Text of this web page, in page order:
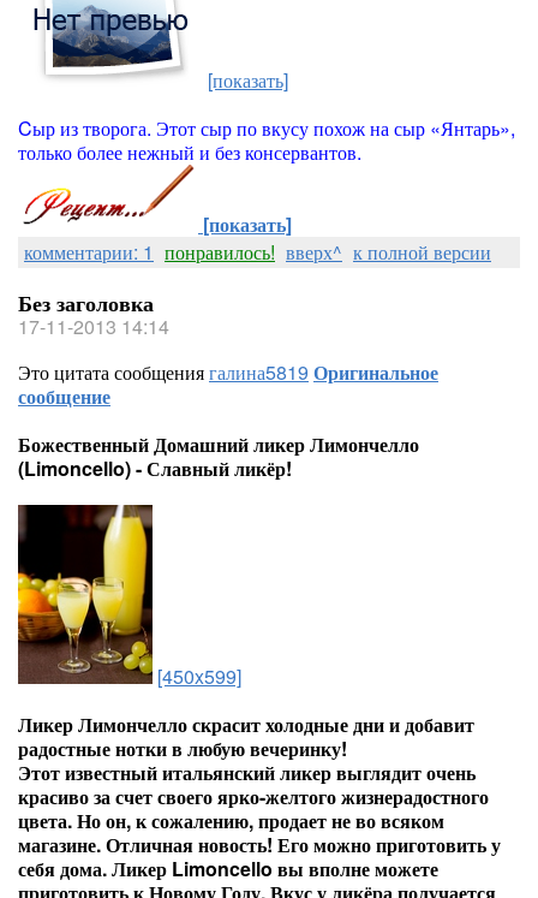
[показать]
Cыр из творога. Этот сыр по вкусу похож на сыр «Янтарь»,
только более нежный и без консервантов.
[показать]
комментарии: 1 понравилось! вверх^ к полной версии
Без заголовка
17-11-2013 14:14
Это цитата сообщениягалина5819 Оригинальное
сообщение
Божественный Домашний ликер Лимончелло
(Limoncello) - Славный ликёр!
[450x599]
Ликер Лимончелло скрасит холодные дни и добавит
радостные нотки в любую вечеринку!
Этот известный итальянский ликер выглядит очень
красиво за счет своего ярко-желтого жизнерадостного
цвета. Но он, к сожалению, продает не во всяком
магазине. Отличная новость! Его можно приготовить у
себя дома. Ликер Limoncello вы вполне можете